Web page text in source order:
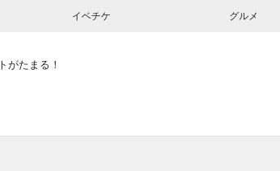
イベチケ グルメ
がたまる！